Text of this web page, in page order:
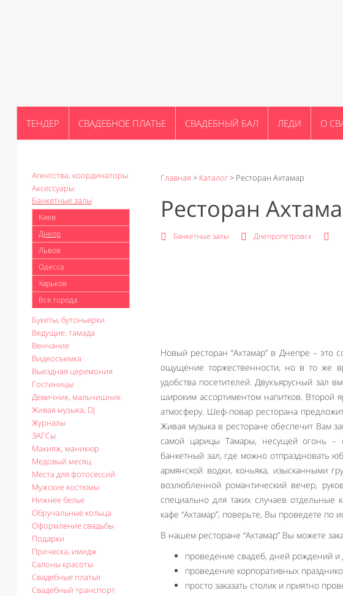
ТЕНДЕР СВАДЕБНОЕ ПЛАТЬЕ СВАДЕБНЫЙ БАЛ ЛЕДИ О
Агентства, координаторы
Аксессуары
Банкетные залы
Киев
Днепр
Львов
Одесса
Харьков
Все города
Букеты, бутоньерки
Ведущие, тамада
Венчание
Видеосъемка
Выездная церемония
Гостиницы
Девичник, мальчишник
Живая музыка, DJ
Журналы
ЗАГСы
Макияж, маникюр
Медовый месяц
Места для фотосессий
Мужские костюмы
Нижнее белье
Обручальные кольца
Оформление свадьбы
Подарки
Прическа, имидж
Салоны красоты
Свадебные платья
Свадебный транспорт
Главная > Каталог> Ресторан Ахтамар
Ресторан
Банкетные залы Днепропетровск
Новый ресторан “Ахтамар” в Днепре – это
ощущение торжественности, но в то же
удобства посетителей. Двухъярусный зал
широким ассортиментом напитков.
атмосферу. Шеф-повар ресторана
Живая музыка в ресторане обеспечит Вам
самой царицы Тамары, несущей огонь –
банкетный зал, где можно отпраздновать
армянской водки, коньяка, изысканными
возлюбленной романтический вечер,
специально для таких случаев отдельные
кафе “Ахтамар”, поверьте, Вы проведете по
В нашем ресторане “Ахтамар” Вы можете
проведение свадеб, дней рождений и
проведение корпоративных
просто заказать столик и приятно